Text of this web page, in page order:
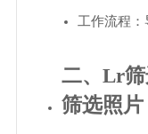
工作流程
二、Lr筛
筛选照片